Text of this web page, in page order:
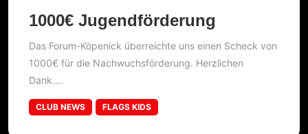
1000€ Jugendförderung
Das Forum-Köpenick überreichte uns einen Scheck von
1000€ für die Nachwuchsförderung. Herzlichen
Dank….
CLUB NEWS FLAGS KIDS